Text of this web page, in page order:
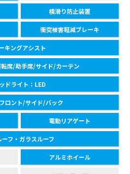
横滑り防止装置
衝突被害軽減ブレーキ
キングアシスト
席/助手席/サイド/カーテン
ドライト：LED
ロント/サイド/バック
電動リアゲート
フ・ガラスルーフ
アルミホイール